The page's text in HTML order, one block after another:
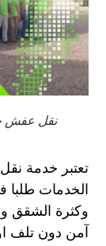
نقل عفش
تعتبر خدمة
الخدمات طلبا
وكثرة الشقق
آمن دون تلف